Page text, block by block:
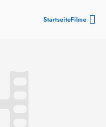
StartseiteFilme